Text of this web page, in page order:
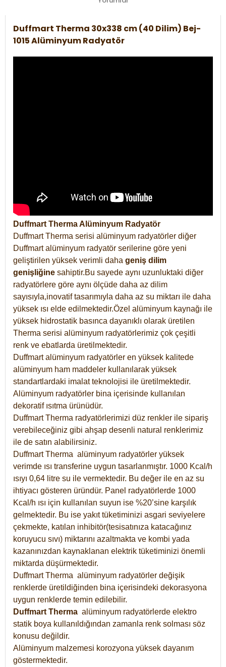
Duffmart Therma 30x338 cm (40 Dilim) Bej-
1015 Alüminyum Radyatör
Duffmart Therma Alüminyum Radyatör
Duffmart Therma serisi alüminyum radyatörler diğer
Duffmart alüminyum radyatör serilerine göre yeni
geliştirilen yüksek verimli daha geniş dilim
genişliğine sahiptir.Bu sayede aynı uzunluktaki diğer
radyatörlere göre aynı ölçüde daha az dilim
sayısıyla,inovatif tasarımıyla daha az su miktarı ile daha
yüksek ısı elde edilmektedir.Özel alüminyum kaynağı ile
yüksek hidrostatik basınca dayanıklı olarak üretilen
Therma serisi alüminyum radyatörlerimiz çok çeşitli
renk ve ebatlarda üretilmektedir.
Duffmart alüminyum radyatörler en yüksek kalitede
alüminyum ham maddeler kullanılarak yüksek
standartlardaki imalat teknolojisi ile üretilmektedir.
Alüminyum radyatörler bina içerisinde kullanılan
dekoratif ısıtma ürünüdür.
Duffmart Therma radyatörlerimizi düz renkler ile sipariş
verebileceğiniz gibi ahşap desenli natural renklerimiz
ile de satın alabilirsiniz.
Duffmart Therma alüminyum radyatörler yüksek
verimde ısı transferine uygun tasarlanmıştır. 1000 Kcal/h
ısıyı 0,64 litre su ile vermektedir. Bu değer ile en az su
ihtiyacı gösteren üründür. Panel radyatörlerde 1000
Kcal/h ısı için kullanılan suyun ise %20’sine karşılık
gelmektedir. Bu ise yakıt tüketiminizi asgari seviyelere
çekmekte, katılan inhibitör(tesisatınıza katacağınız
koruyucu sıvı) miktarını azaltmakta ve kombi yada
kazanınızdan kaynaklanan elektrik tüketiminizi önemli
miktarda düşürmektedir.
Duffmart Therma alüminyum radyatörler değişik
renklerde üretildiğinden bina içerisindeki dekorasyona
uygun renklerde temin edilebilir.
Duffmart Therma alüminyum radyatörlerde elektro
statik boya kullanıldığından zamanla renk solması söz
konusu değildir.
Alüminyum malzemesi korozyona yüksek dayanım
göstermektedir.